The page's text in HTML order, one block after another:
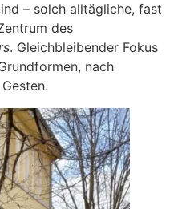
– solch alltägliche, fast
des
. Gleichbleibender Fokus
nach